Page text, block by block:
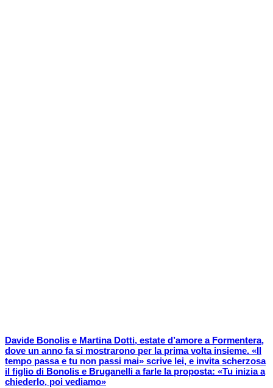
Davide Bonolis e Martina Dotti, estate d’amore a Formentera,
dove un anno fa si mostrarono per la prima volta insieme. «Il
tempo passa e tu non passi mai» scrive lei, e invita scherzosa
il figlio di Bonolis e Bruganelli a farle la proposta: «Tu inizia a
chiederlo, poi vediamo»